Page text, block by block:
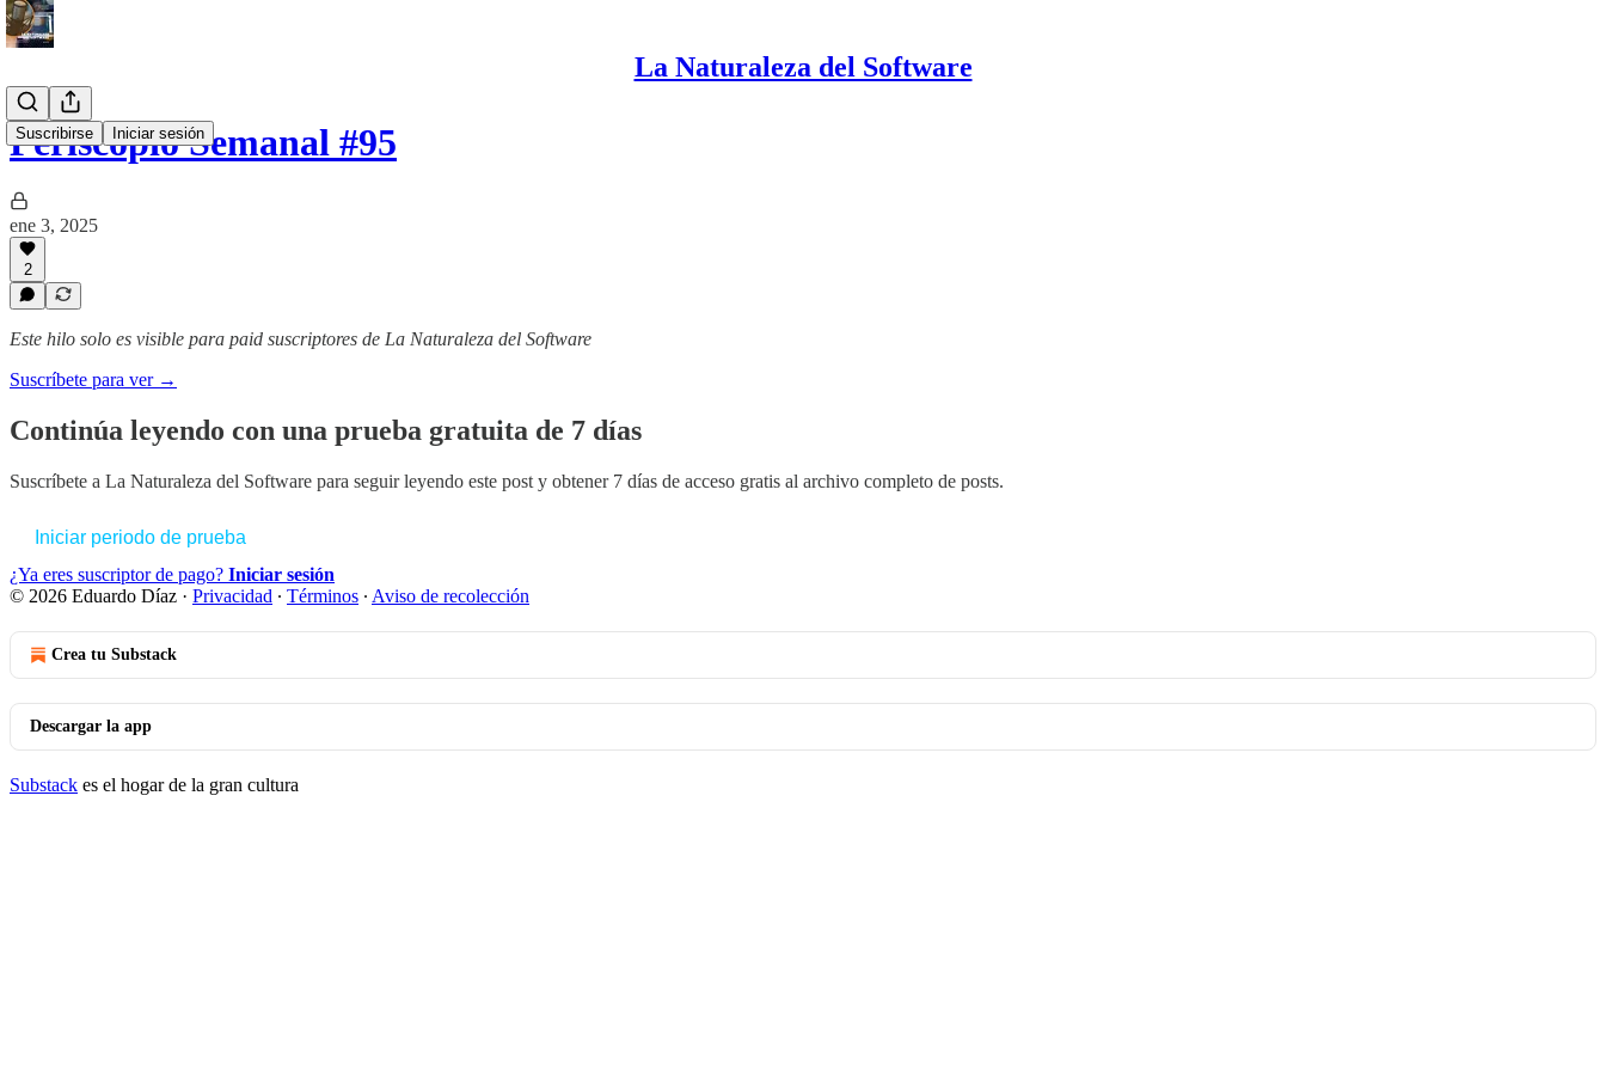
La Naturaleza del Software
Suscribirse Iniciar sesión
Periscopio Semanal #95
ene 3, 2025
2
Este hilo solo es visible para paid suscriptores de La Naturaleza del Software
Suscríbete para ver →
Continúa leyendo con una prueba gratuita de 7 días
Suscríbete a La Naturaleza del Software para seguir leyendo este post y obtener 7 días de acceso gratis al archivo completo de posts.
Iniciar periodo de prueba
¿Ya eres suscriptor de pago? Iniciar sesión
© 2026 Eduardo Díaz · Privacidad ∙ Términos ∙ Aviso de recolección
Crea tu Substack
Descargar la app
Substack es el hogar de la gran cultura